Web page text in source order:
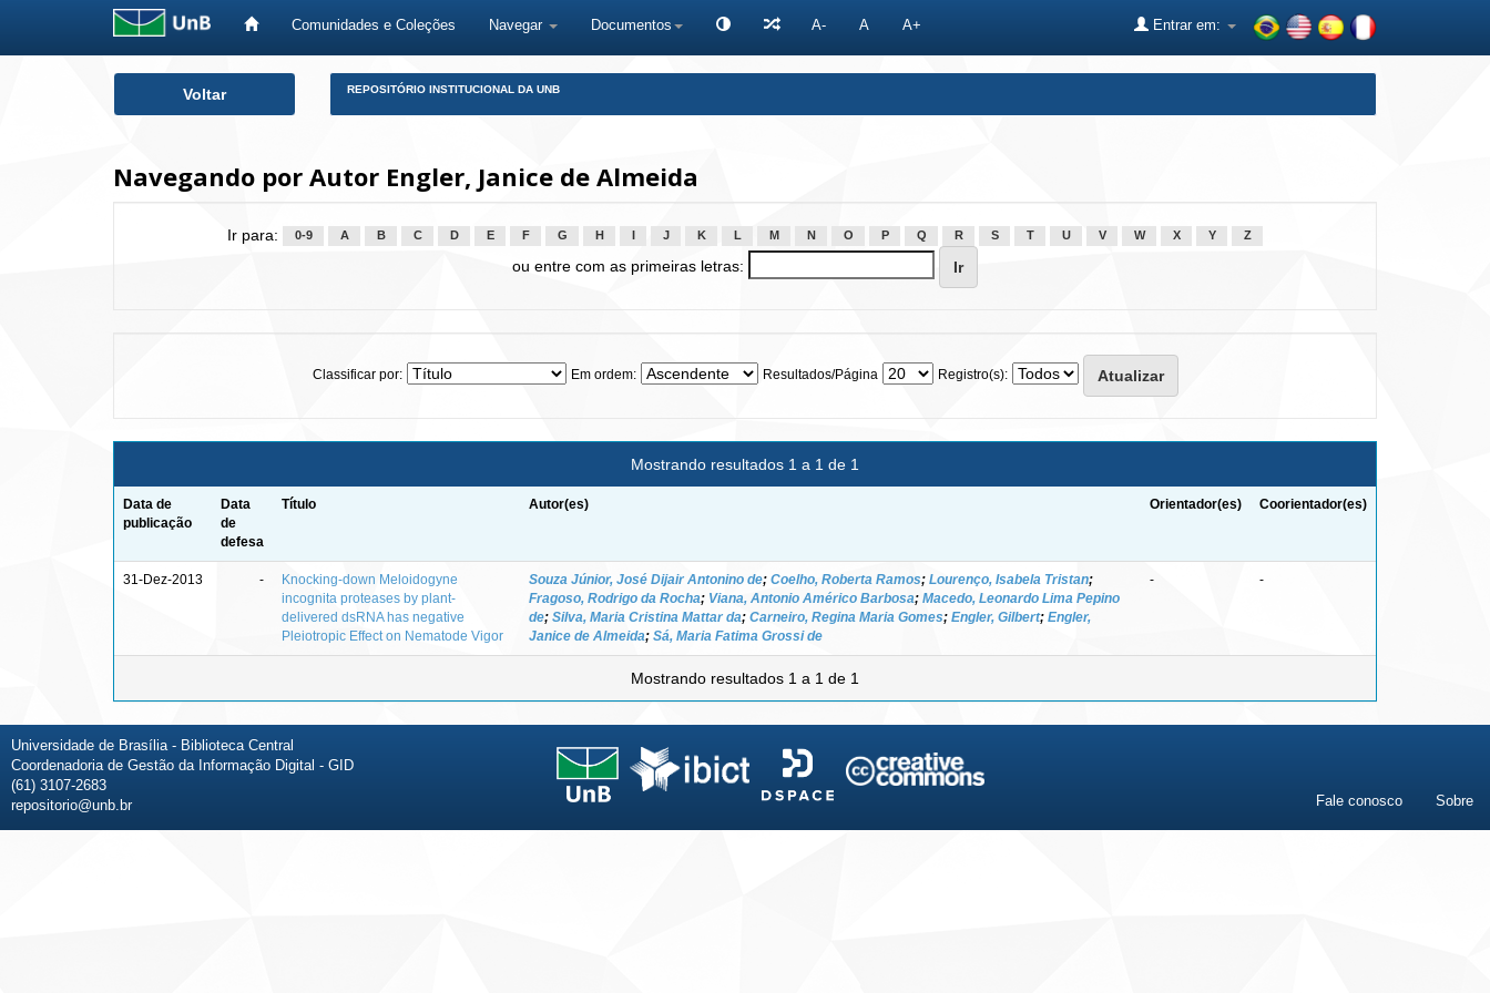
Comunidades e Coleções Navegar Documentos A- A A+ Entrar em:
Voltar REPOSITÓRIO INSTITUCIONAL DA UNB
Navegando por Autor Engler, Janice de Almeida
Ir para: 0-9 A B C D E F G H J K L M N O P Q R S T U V W X Y Z
ou entre com as primeiras letras:
Classificar por: Em ordem: Resultados/Página Registro(s):
Mostrando resultados 1 a 1 de 1
Data de
publicação
Data
de
defesa
Título Autor(es) Orientador(es) Coorientador(es)
31-Dez-2013 -
Knocking-down Meloidogyne
incognita proteases by plant-
delivered dsRNA has negative
Pleiotropic Effect on Nematode Vigor
Souza Júnior, José Dijair Antonino de; Coelho, Roberta Ramos; Lourenço, Isabela Tristan;
Fragoso, Rodrigo da Rocha; Viana, Antonio Américo Barbosa; Macedo, Leonardo Lima Pepino
de; Silva, Maria Cristina Mattar da; Carneiro, Regina Maria Gomes; Engler, Gilbert; Engler,
Janice de Almeida; Sá, Maria Fatima Grossi de
- -
Mostrando resultados 1 a 1 de 1
Universidade de Brasília - Biblioteca Central
Coordenadoria de Gestão da Informação Digital - GID
(61) 3107-2683
repositorio@unb.br
Fale conosco Sobre